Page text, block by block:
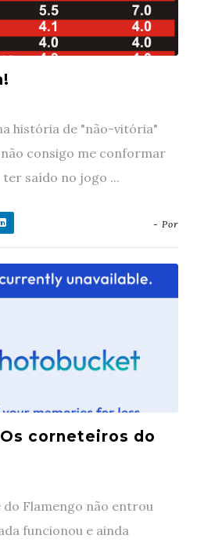
história de "não-vitória"
não consigo me conformar
saído no jogo ...
- Por
corneteiros do
do Flamengo não entrou
funcionou e ainda